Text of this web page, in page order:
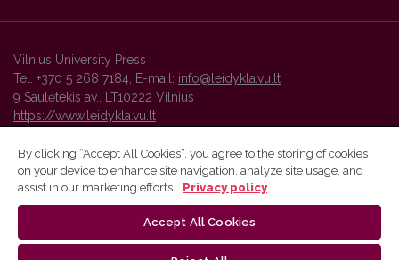
Vilnius University Press
Tel. +370 5 268 7184, E-mail: info@leidykla.vu.lt
9 Saulėtekis av., LT10222 Vilnius
https://www.leidykla.vu.lt
Vilnius University Press platform and metadata are distributed by
By clicking “Accept All Cookies”, you agree to the storing of cookies
on your device to enhance site navigation, analyze site usage, and
assist in our marketing efforts.
Privacy policy
Accept All Cookies